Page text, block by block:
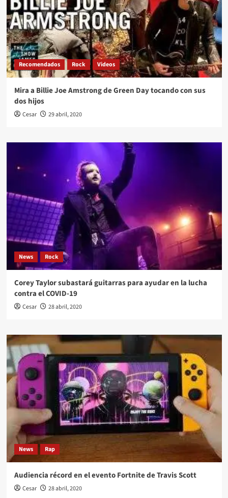
Recomendados Rock Videos
Mira a Billie Joe Amstrong de Green Day tocando con sus
dos hijos
Cesar 29 abril, 2020
News Rock
Corey Taylor subastará guitarras para ayudar en la lucha
contra el COVID-19
Cesar 28 abril, 2020
News Rap
Audiencia récord en el evento Fortnite de Travis Scott
Cesar 28 abril, 2020